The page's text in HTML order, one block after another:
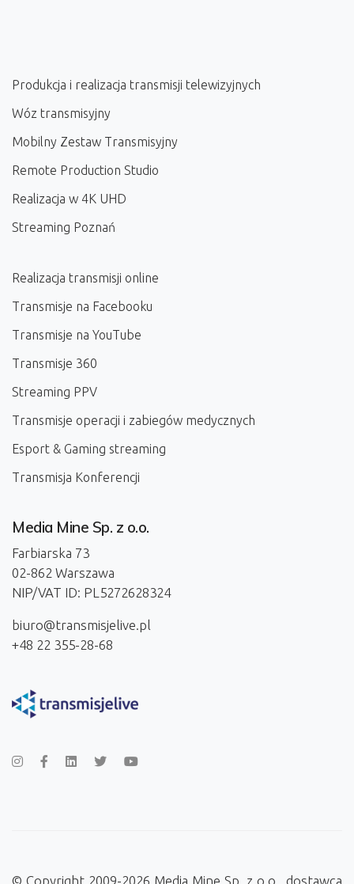
Produkcja i realizacja transmisji telewizyjnych
Wóz transmisyjny
Mobilny Zestaw Transmisyjny
Remote Production Studio
Realizacja w 4K UHD
Streaming Poznań
Realizacja transmisji online
Transmisje na Facebooku
Transmisje na YouTube
Transmisje 360
Streaming PPV
Transmisje operacji i zabiegów medycznych
Esport & Gaming streaming
Transmisja Konferencji
Media Mine Sp. z o.o.
Farbiarska 73
02-862 Warszawa
NIP/VAT ID: PL5272628324
biuro@transmisjelive.pl
+48 22 355-28-68
© Copyright 2009-2026 Media Mine Sp. z o.o., dostawca